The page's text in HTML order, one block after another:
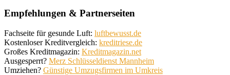
Empfehlungen & Partnerseiten
Fachseite für gesunde Luft: luftbewusst.de
Kostenloser Kreditvergleich: kreditriese.de
Großes Kreditmagazin: Kreditmagazin.net
Ausgesperrt? Merz Schlüsseldienst Mannheim
Umziehen? Günstige Umzugsfirmen im Umkreis